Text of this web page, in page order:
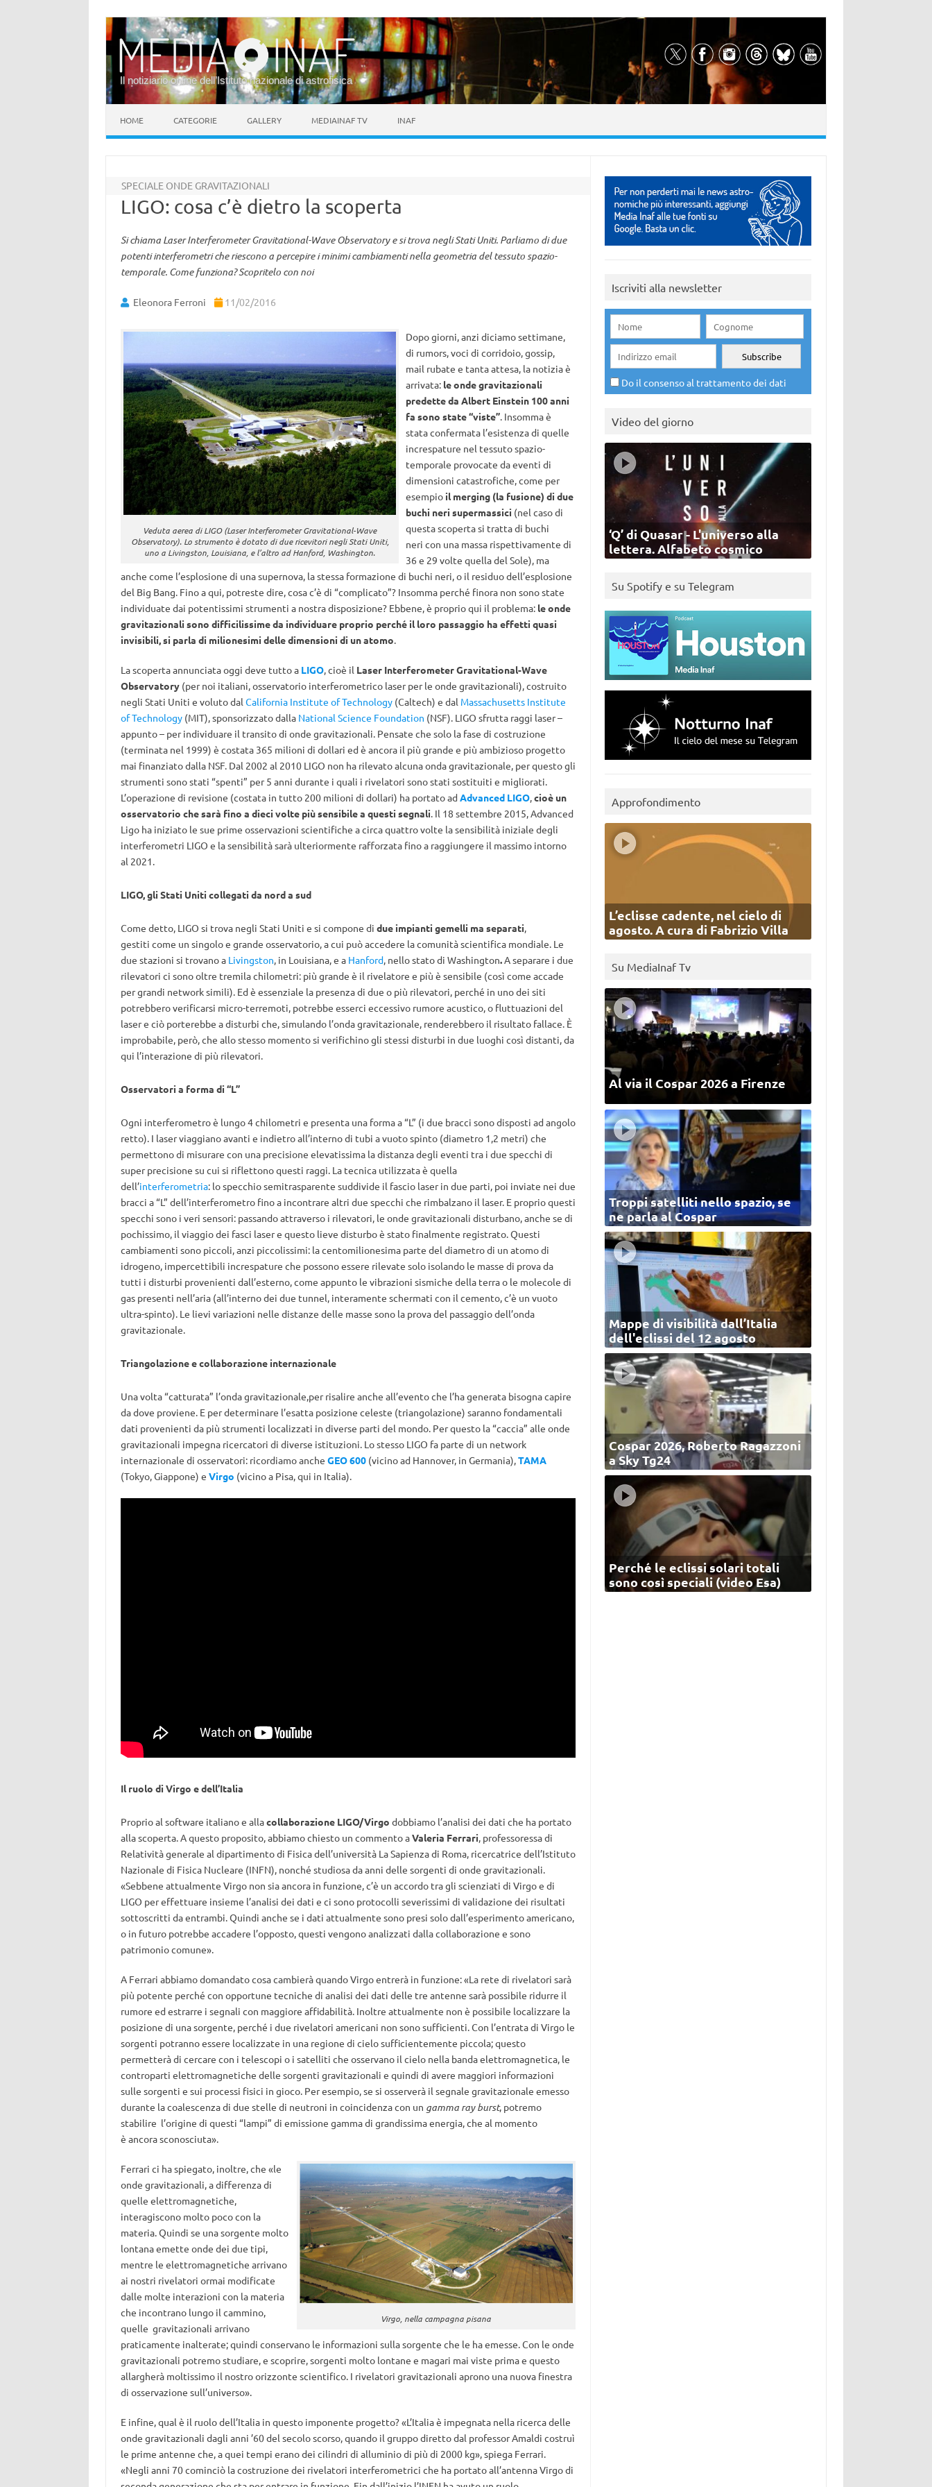
Il notiziario online dell’Istituto nazionale di astrofisica
HOME CATEGORIE GALLERY MEDIAINAF TV INAF
SPECIALE ONDE GRAVITAZIONALI
LIGO: cosa c’è dietro la scoperta
Si chiama Laser Interferometer Gravitational-Wave Observatory e si trova negli Stati Uniti. Parliamo di due
potenti interferometri che riescono a percepire i minimi cambiamenti nella geometria del tessuto spazio-
temporale. Come funziona? Scopritelo con noi
Eleonora Ferroni 11/02/2016
Veduta aerea di LIGO (Laser Interferometer Gravitational-Wave
Observatory). Lo strumento è dotato di due ricevitori negli Stati Uniti,
uno a Livingston, Louisiana, e l’altro ad Hanford, Washington.
Dopo giorni, anzi diciamo settimane,
di rumors, voci di corridoio, gossip,
mail rubate e tanta attesa, la notizia è
arrivata: le onde gravitazionali
predette da Albert Einstein 100 anni
fa sono state “viste”. Insomma è
stata confermata l’esistenza di quelle
increspature nel tessuto spazio-
temporale provocate da eventi di
dimensioni catastrofiche, come per
esempio il merging (la fusione) di due
buchi neri supermassici (nel caso di
questa scoperta si tratta di buchi
neri con una massa rispettivamente di
36 e 29 volte quella del Sole), ma
anche come l’esplosione di una supernova, la stessa formazione di buchi neri, o il residuo dell’esplosione
del Big Bang. Fino a qui, potreste dire, cosa c’è di “complicato”? Insomma perché finora non sono state
individuate dai potentissimi strumenti a nostra disposizione? Ebbene, è proprio qui il problema: le onde
gravitazionali sono difficilissime da individuare proprio perché il loro passaggio ha effetti quasi
invisibili, si parla di milionesimi delle dimensioni di un atomo.
La scoperta annunciata oggi deve tutto a LIGO, cioè il Laser Interferometer Gravitational-Wave
Observatory (per noi italiani, osservatorio interferometrico laser per le onde gravitazionali), costruito
negli Stati Uniti e voluto dal California Institute of Technology(Caltech) e dal Massachusetts Institute
of Technology(MIT), sponsorizzato dalla National Science Foundation (NSF). LIGO sfrutta raggi laser –
appunto – per individuare il transito di onde gravitazionali. Pensate che solo la fase di costruzione
(terminata nel 1999) è costata 365 milioni di dollari ed è ancora il più grande e più ambizioso progetto
mai finanziato dalla NSF. Dal 2002 al 2010 LIGO non ha rilevato alcuna onda gravitazionale, per questo gli
strumenti sono stati “spenti” per 5 anni durante i quali i rivelatori sono stati sostituiti e migliorati.
L’operazione di revisione (costata in tutto 200 milioni di dollari) ha portato adAdvanced LIGO,cioè un
osservatorio che sarà fino a dieci volte più sensibile a questi segnali. Il 18 settembre 2015, Advanced
Ligo ha iniziato le sue prime osservazioni scientifiche a circa quattro volte la sensibilità iniziale degli
interferometri LIGO e la sensibilità sarà ulteriormente rafforzata fino a raggiungere il massimo intorno
al 2021.
LIGO, gli Stati Uniti collegati da nord a sud
Come detto, LIGO si trova negli Stati Uniti e si compone di due impianti gemelli ma separati,
gestiti come un singolo e grande osservatorio, a cui può accedere la comunità scientifica mondiale. Le
due stazioni si trovano a Livingston, in Louisiana, e a Hanford, nello stato di Washington.A separare i due
rilevatori ci sono oltre tremila chilometri: più grande è il rivelatore e più è sensibile (così come accade
per grandi network simili). Ed è essenziale la presenza di due o più rilevatori, perché in uno dei siti
potrebbero verificarsi micro-terremoti, potrebbe esserci eccessivo rumore acustico, o fluttuazioni del
laser e ciò porterebbe a disturbi che, simulando l’onda gravitazionale, renderebbero il risultato fallace. È
improbabile, però, che allo stesso momento si verifichino gli stessi disturbi in due luoghi così distanti, da
qui l’interazione di più rilevatori.
Osservatori a forma di “L”
Ogni interferometro è lungo 4 chilometri e presenta una forma a “L” (i due bracci sono disposti ad angolo
retto). I laser viaggiano avanti e indietro all’interno di tubi a vuoto spinto (diametro 1,2 metri) che
permettono di misurare con una precisione elevatissima la distanza degli eventi tra i due specchi di
super precisione su cui si riflettono questi raggi. La tecnica utilizzata è quella
dell’interferometria: lo specchio semitrasparente suddivide il fascio laser in due parti, poi inviate nei due
bracci a “L” dell’interferometro fino a incontrare altri due specchi che rimbalzano il laser. E proprio questi
specchi sono i veri sensori: passando attraverso i rilevatori, le onde gravitazionali disturbano, anche se di
pochissimo, il viaggio dei fasci laser e questo lieve disturbo è stato finalmente registrato. Questi
cambiamenti sono piccoli, anzi piccolissimi: la centomilionesima parte del diametro di un atomo di
idrogeno, impercettibili increspature che possono essere rilevate solo isolando le masse di prova da
tutti i disturbi provenienti dall’esterno, come appunto le vibrazioni sismiche della terra o le molecole di
gas presenti nell’aria (all’interno dei due tunnel, interamente schermati con il cemento, c’è un vuoto
ultra-spinto). Le lievi variazioni nelle distanze delle masse sono la prova del passaggio dell’onda
gravitazionale.
Triangolazione e collaborazione internazionale
Una volta “catturata” l’onda gravitazionale,per risalire anche all’evento che l’ha generata bisogna capire
da dove proviene. E per determinare l’esatta posizione celeste (triangolazione) saranno fondamentali
dati provenienti da più strumenti localizzati in diverse parti del mondo. Per questo la “caccia” alle onde
gravitazionali impegna ricercatori di diverse istituzioni. Lo stesso LIGO fa parte di un network
internazionale di osservatori: ricordiamo anche GEO 600 (vicino ad Hannover, in Germania),TAMA
(Tokyo, Giappone) e Virgo (vicino a Pisa, qui in Italia).
Il ruolo di Virgo e dell’Italia
Proprio al software italiano e allacollaborazione LIGO/Virgo dobbiamo l’analisi dei dati che ha portato
alla scoperta. A questo proposito, abbiamo chiesto un commento aValeria Ferrari, professoressa di
Relatività generale al dipartimento di Fisica dell’università La Sapienza di Roma, ricercatrice dell’Istituto
Nazionale di Fisica Nucleare (INFN), nonché studiosa da anni delle sorgenti di onde gravitazionali.
«Sebbene attualmente Virgo non sia ancora in funzione, c’è un accordo tra gli scienziati di Virgo e di
LIGO per effettuare insieme l’analisi dei dati e ci sono protocolli severissimi di validazione dei risultati
sottoscritti da entrambi. Quindi anche se i dati attualmente sono presi solo dall’esperimento americano,
o in futuro potrebbe accadere l’opposto, questi vengono analizzati dalla collaborazione e sono
patrimonio comune».
A Ferrari abbiamo domandato cosa cambierà quando Virgo entrerà in funzione: «La rete di rivelatori sarà
più potente perché con opportune tecniche di analisi dei dati delle tre antenne sarà possibile ridurre il
rumore ed estrarre i segnali con maggiore affidabilità. Inoltre attualmente non è possibile localizzare la
posizione di una sorgente, perché i due rivelatori americani non sono sufficienti. Con l’entrata di Virgo le
sorgenti potranno essere localizzate in una regione di cielo sufficientemente piccola; questo
permetterà di cercare con i telescopi o i satelliti che osservano il cielo nella banda elettromagnetica, le
controparti elettromagnetiche delle sorgenti gravitazionali e quindi di avere maggiori informazioni
sulle sorgenti e sui processi fisici in gioco. Per esempio, se si osserverà il segnale gravitazionale emesso
durante la coalescenza di due stelle di neutroni in coincidenza con un gamma ray burst, potremo
stabilire l’origine di questi “lampi” di emissione gamma di grandissima energia, che al momento
è ancora sconosciuta».
Virgo, nella campagna pisana
Ferrari ci ha spiegato, inoltre, che «le
onde gravitazionali, a differenza di
quelle elettromagnetiche,
interagiscono molto poco con la
materia. Quindi se una sorgente molto
lontana emette onde dei due tipi,
mentre le elettromagnetiche arrivano
ai nostri rivelatori ormai modificate
dalle molte interazioni con la materia
che incontrano lungo il cammino,
quelle gravitazionali arrivano
praticamente inalterate; quindi conservano le informazioni sulla sorgente che le ha emesse. Con le onde
gravitazionali potremo studiare, e scoprire, sorgenti molto lontane e magari mai viste prima e questo
allargherà moltissimo il nostro orizzonte scientifico. I rivelatori gravitazionali aprono una nuova finestra
di osservazione sull’universo».
E infine, qual è il ruolo dell’Italia in questo imponente progetto? «L’Italia è impegnata nella ricerca delle
onde gravitazionali dagli anni ’60 del secolo scorso, quando il gruppo diretto dal professor Amaldi costruì
le prime antenne che, a quei tempi erano dei cilindri di alluminio di più di 2000 kg», spiega Ferrari.
«Negli anni 70 cominciò la costruzione dei rivelatori interferometrici che ha portato all’antenna Virgo di
Iscriviti alla newsletter
Do il consenso al trattamento dei dati
Video del giorno
‘Q’ di Quasar - L'universo alla
lettera. Alfabeto cosmico
Su Spotify e su Telegram
Approfondimento
L’eclisse cadente, nel cielo di
agosto. A cura di Fabrizio Villa
Su MediaInaf Tv
Al via il Cospar 2026 a Firenze
Troppi satelliti nello spazio, se
ne parla al Cospar
Mappe di visibilità dall’Italia
dell'eclissi del 12 agosto
Cospar 2026, Roberto Ragazzoni
a Sky Tg24
Perché le eclissi solari totali
sono così speciali (video Esa)